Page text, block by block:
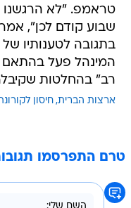
טראמפ. "לא הרגשנו
בתגובה לטענותיו של
המינהל פעל בהתאם
רב" בהחלטות
ארצות הברית חיסון
טרם התפרסמו